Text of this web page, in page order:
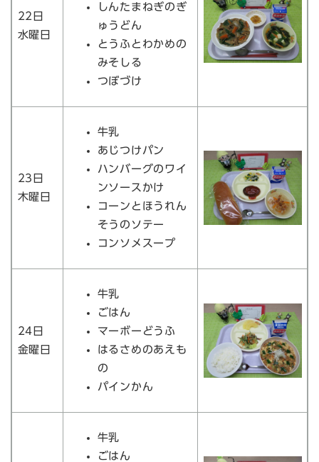
22日
水曜日
しんたまねぎのぎ
ゅうどん
とうふとわかめの
みそしる
つぼづけ
23日
木曜日
牛乳
あじつけパン
ハンバーグのワイ
ンソースかけ
コーンとほうれん
そうのソテー
コンソメスープ
24日
金曜日
牛乳
ごはん
マーボーどうふ
はるさめのあえも
の
パインかん
牛乳
ごはん